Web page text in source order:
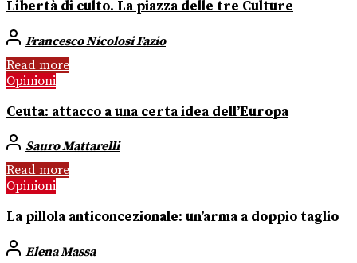
Libertà di culto. La piazza delle tre Culture
Francesco Nicolosi Fazio
Read more
Opinioni
Ceuta: attacco a una certa idea dell’Europa
Sauro Mattarelli
Read more
Opinioni
La pillola anticoncezionale: un’arma a doppio taglio
Elena Massa